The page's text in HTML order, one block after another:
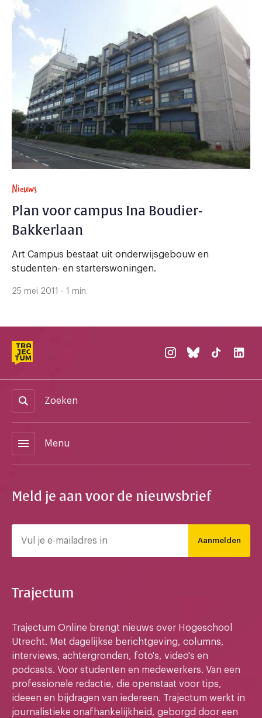
Nieuws
Plan voor campus Ina Boudier-
Bakkerlaan
Art Campus bestaat uit onderwijsgebouw en
studenten- en starterswoningen.
25 mei 2011 - 1 min.
Zoeken
menu Menu
Meld je aan voor de nieuwsbrief
Aanmelden
Trajectum
Trajectum Online brengt nieuws over Hogeschool
Utrecht. Met dagelijkse berichtgeving, columns,
interviews, achtergronden, foto's, video's en
podcasts. Voor studenten en medewerkers. Van een
professionele redactie, die openstaat voor tips,
ideeen en bijdragen van iedereen. Trajectum werkt in
journalistieke onafhankelijkheid, geborgd door een